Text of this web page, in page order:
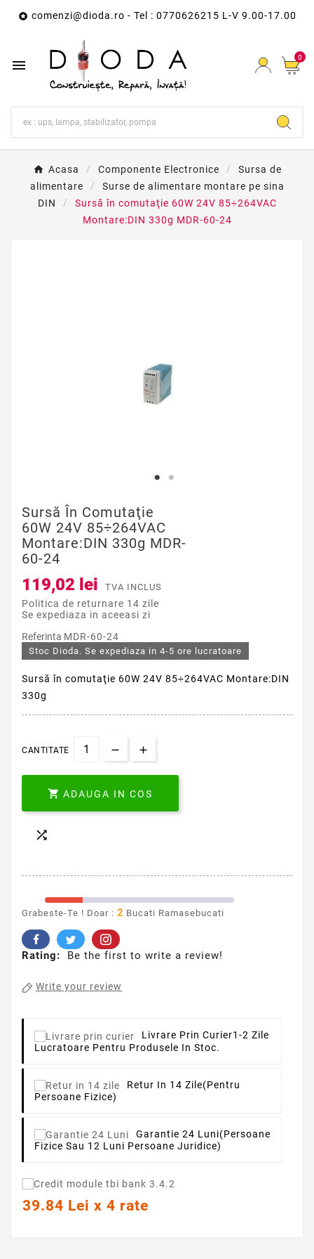
 comenzi@dioda.ro - Tel : 0770626215 L-V 9.00-17.00
 0
Acasa Componente Electronice
Sursa de
alimentare
Surse de alimentare montare pe sina
DIN
Sursă în comutaţie 60W 24V 85÷264VAC
Montare:DIN 330g MDR-60-24
Sursă În Comutaţie
60W 24V 85÷264VAC
Montare:DIN 330g MDR-
60-24
119,02 lei TVA INCLUS
Politica de returnare 14 zile
Se expediaza in aceeasi zi
Referinta MDR-60-24
Stoc Dioda. Se expediaza in 4-5 ore lucratoare
Sursă în comutaţie 60W 24V 85÷264VAC Montare:DIN
330g
CANTITATE
 ADAUGA IN COS

Grabeste-Te ! Doar : 2 Bucati Ramasebucati
Rating: Be the first to write a review!
Write your review
Livrare Prin Curier1-2 Zile
Lucratoare Pentru Produsele In Stoc.
Retur In 14 Zile(pentru
Persoane Fizice)
Garantie 24 Luni(persoane
Fizice Sau 12 Luni Persoane Juridice)
39.84 Lei x 4 rate